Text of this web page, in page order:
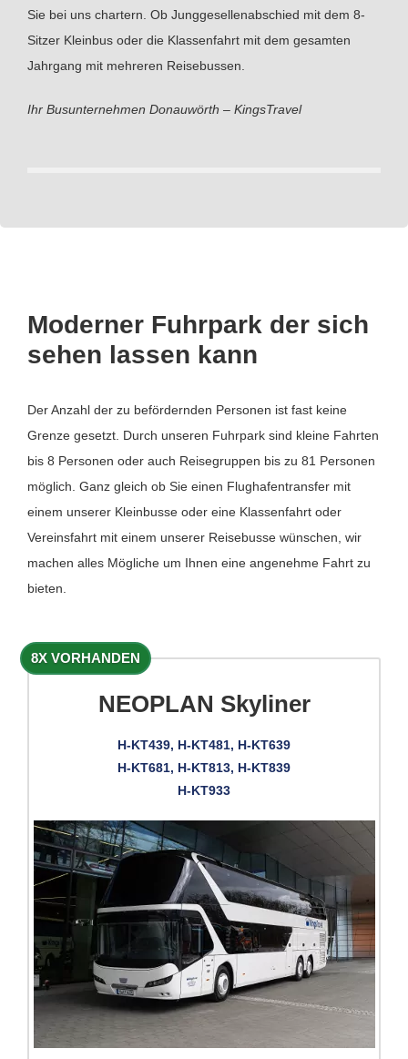
Sie bei uns chartern. Ob Junggesellenabschied mit dem 8-
Sitzer Kleinbus oder die Klassenfahrt mit dem gesamten
Jahrgang mit mehreren Reisebussen.
Ihr Busunternehmen Donauwörth – KingsTravel
Moderner Fuhrpark der sich
sehen lassen kann
Der Anzahl der zu befördernden Personen ist fast keine
Grenze gesetzt. Durch unseren Fuhrpark sind kleine Fahrten
bis 8 Personen oder auch Reisegruppen bis zu 81 Personen
möglich. Ganz gleich ob Sie einen Flughafentransfer mit
einem unserer Kleinbusse oder eine Klassenfahrt oder
Vereinsfahrt mit einem unserer Reisebusse wünschen, wir
machen alles Mögliche um Ihnen eine angenehme Fahrt zu
bieten.
8X VORHANDEN
NEOPLAN Skyliner
H-KT439, H-KT481, H-KT639
H-KT681, H-KT813, H-KT839
H-KT933